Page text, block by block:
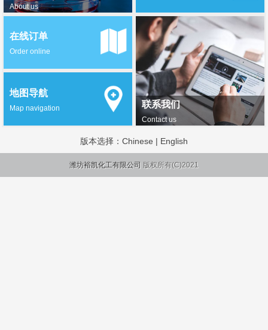
About us
联系我们
Contact us
在线订单
Order online
地图导航
Map navigation
版本选择： Chinese | English
潍坊裕凯化工有限公司 版权所有(C)2021